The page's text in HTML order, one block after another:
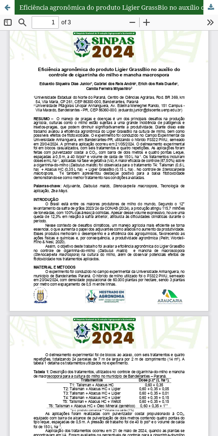
Eficiência agronômica do produto Ligier GrassBio no auxílio do controle de cigarrinha do milho e mancha macrospora